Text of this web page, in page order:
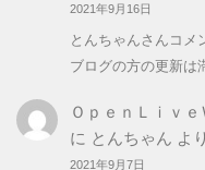
2021年9月16日
とんちゃんさんコメ
ブログの方の更新は
ＯｐｅｎＬｉｖ
に とんちゃん より
2021年9月7日